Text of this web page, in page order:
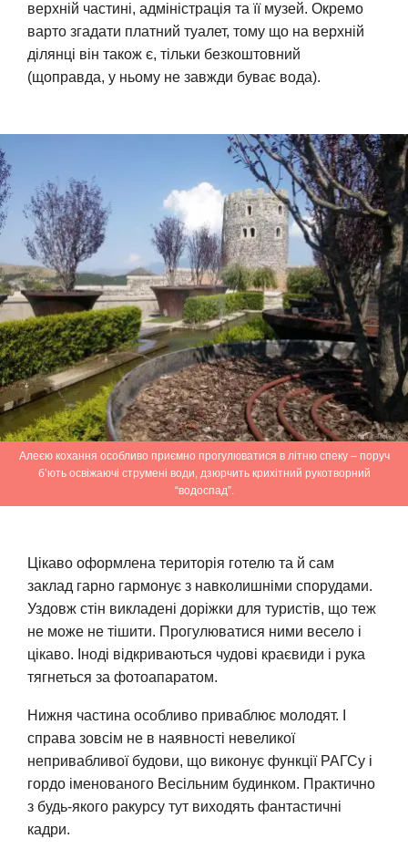
верхній частині, адміністрація та її музей. Окремо
варто згадати платний туалет, тому що на верхній
ділянці він також є, тільки безкоштовний
(щоправда, у ньому не завжди буває вода).
Алеєю кохання особливо приємно прогулюватися в літню спеку – поруч
б’ють освіжаючі струмені води, дзюрчить крихітний рукотворний
“водоспад”.
Цікаво оформлена територія готелю та й сам
заклад гарно гармонує з навколишніми спорудами.
Уздовж стін викладені доріжки для туристів, що теж
не може не тішити. Прогулюватися ними весело і
цікаво. Іноді відкриваються чудові краєвиди і рука
тягнеться за фотоапаратом.
Нижня частина особливо приваблює молодят. І
справа зовсім не в наявності невеликої
непривабливої ​​будови, що виконує функції РАГСу і
гордо іменованого Весільним будинком. Практично
з будь-якого ракурсу тут виходять фантастичні
кадри.